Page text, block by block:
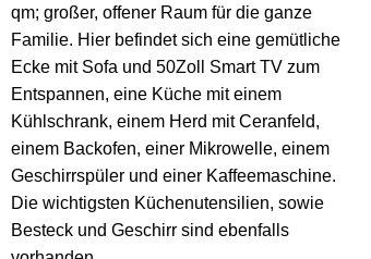
qm; großer, offener Raum für die ganze
Familie. Hier befindet sich eine gemütliche
Ecke mit Sofa und 50Zoll Smart TV zum
Entspannen, eine Küche mit einem
Kühlschrank, einem Herd mit Ceranfeld,
einem Backofen, einer Mikrowelle, einem
Geschirrspüler und einer Kaffeemaschine.
Die wichtigsten Küchenutensilien, sowie
Besteck und Geschirr sind ebenfalls